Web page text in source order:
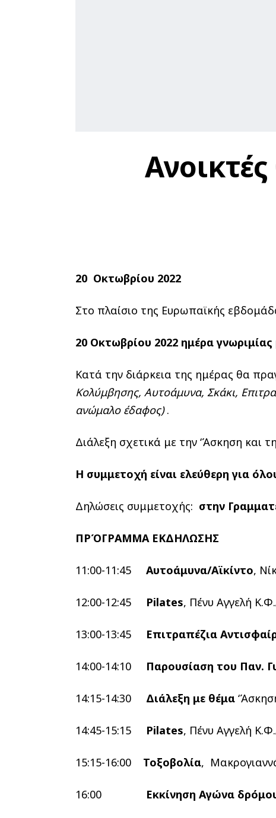
20 Οκτωβρίου 2022
Στο πλαίσιο της Ευρωπαϊκής
20 Οκτωβρίου 2022 ημέρα
Κατά την διάρκεια της ημέρας θα
Κολύμβησης, Αυτοάμυνα, Σκάκι,
ανώμαλο έδαφος).
Διάλεξη σχετικά με την ‘Άσκηση και
Η συμμετοχή είναι ελεύθερη για
Δηλώσεις συμμετοχής: στην
ΠΡΌΓΡΑΜΜΑ ΕΚΔΗΛΩΣΗΣ
11:00-11:45 Αυτοάμυνα/Αϊκίντο,
12:00-12:45 Pilates, Πένυ Αγγελή
13:00-13:45 Επιτραπέζια
14:00-14:10 Παρουσίαση του Παν.
14:15-14:30 Διάλεξη με θέμα
14:45-15:15 Pilates, Πένυ Αγγελή
15:15-16:00 Τοξοβολία,
16:00 Εκκίνηση Αγώνα